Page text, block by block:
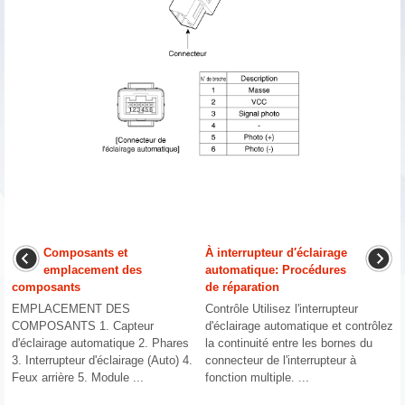
Composants et
emplacement des
composants
EMPLACEMENT DES
COMPOSANTS 1. Capteur
d'éclairage automatique 2. Phares
3. Interrupteur d'éclairage (Auto) 4.
Feux arrière 5. Module ...
À interrupteur d′éclairage
automatique: Procédures
de réparation
Contrôle Utilisez l'interrupteur
d'éclairage automatique et contrôlez
la continuité entre les bornes du
connecteur de l'interrupteur à
fonction multiple. ...